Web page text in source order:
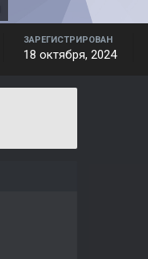
ЗАРЕГИСТРИРОВАН
18 октября, 2024